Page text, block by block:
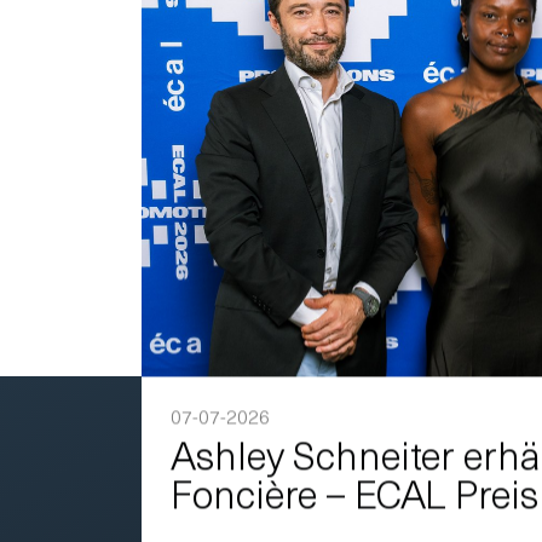
07-07-2026
Ashley Schneiter
Foncière – ECAL